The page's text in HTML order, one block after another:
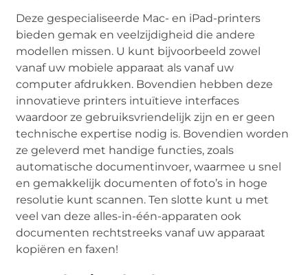
Deze gespecialiseerde Mac- en iPad-printers
bieden gemak en veelzijdigheid die andere
modellen missen. U kunt bijvoorbeeld zowel
vanaf uw mobiele apparaat als vanaf uw
computer afdrukken. Bovendien hebben deze
innovatieve printers intuïtieve interfaces
waardoor ze gebruiksvriendelijk zijn en er geen
technische expertise nodig is. Bovendien worden
ze geleverd met handige functies, zoals
automatische documentinvoer, waarmee u snel
en gemakkelijk documenten of foto’s in hoge
resolutie kunt scannen. Ten slotte kunt u met
veel van deze alles-in-één-apparaten ook
documenten rechtstreeks vanaf uw apparaat
kopiëren en faxen!